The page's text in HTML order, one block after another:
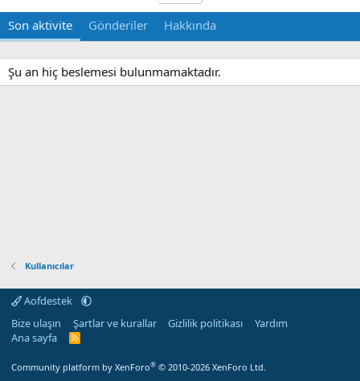
Son aktivite Gönderiler Hakkında
Şu an hiç beslemesi bulunmamaktadır.
Kullanıcılar
Aofdestek
Bize ulaşın
Şartlar ve kurallar Gizlilik politikası
Yardım
Ana sayfa
R
Community platform by XenForo® © 2010-2026 XenForo Ltd.